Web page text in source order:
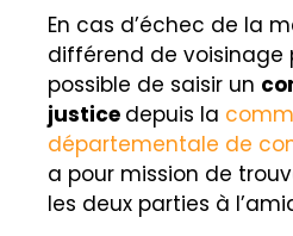
En cas d’échec de la
différend de voisinage
possible de saisir un
justice depuis la
départementale de
a pour mission de
les deux parties à l’am